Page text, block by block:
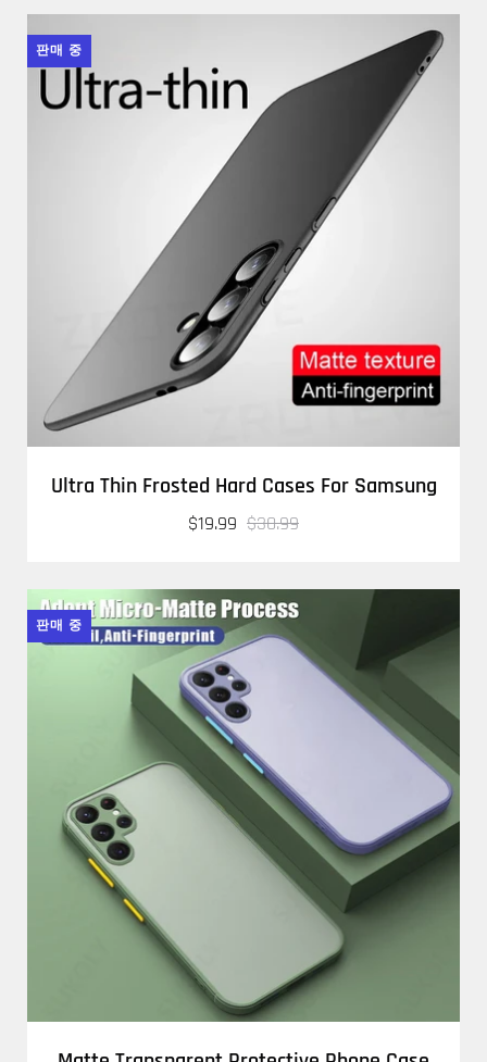
판매 중
Ultra Thin Frosted Hard Cases For Samsung
$19.99 $30.99
판매 중